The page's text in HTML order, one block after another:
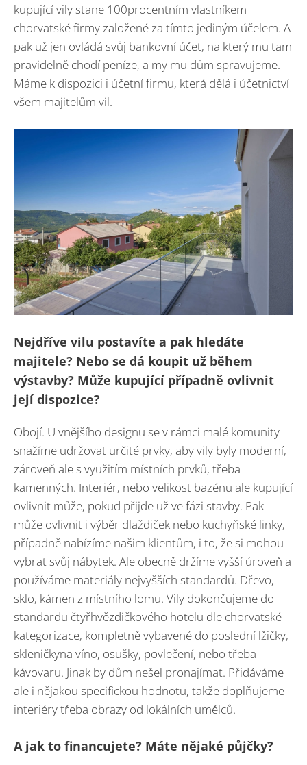
kupující vily stane 100procentním vlastníkem
chorvatské firmy založené za tímto jediným účelem. A
pak už jen ovládá svůj bankovní účet, na který mu tam
pravidelně chodí peníze, a my mu dům spravujeme.
Máme k dispozici i účetní firmu, která dělá i účetnictví
všem majitelům vil.
Nejdříve vilu postavíte a pak hledáte
majitele? Nebo se dá koupit už během
výstavby? Může kupující případně ovlivnit
její dispozice?
Obojí. U vnějšího designu se v rámci malé komunity
snažíme udržovat určité prvky, aby vily byly moderní,
zároveň ale s využitím místních prvků, třeba
kamenných. Interiér, nebo velikost bazénu ale kupující
ovlivnit může, pokud přijde už ve fázi stavby. Pak
může ovlivnit i výběr dlaždiček nebo kuchyňské linky,
případně nabízíme našim klientům, i to, že si mohou
vybrat svůj nábytek. Ale obecně držíme vyšší úroveň a
používáme materiály nejvyšších standardů. Dřevo,
sklo, kámen z místního lomu. Vily dokončujeme do
standardu čtyřhvězdičkového hotelu dle chorvatské
kategorizace, kompletně vybavené do poslední lžičky,
skleničkyna víno, osušky, povlečení, nebo třeba
kávovaru. Jinak by dům nešel pronajímat. Přidáváme
ale i nějakou specifickou hodnotu, takže doplňujeme
interiéry třeba obrazy od lokálních umělců.
A jak to financujete? Máte nějaké půjčky?